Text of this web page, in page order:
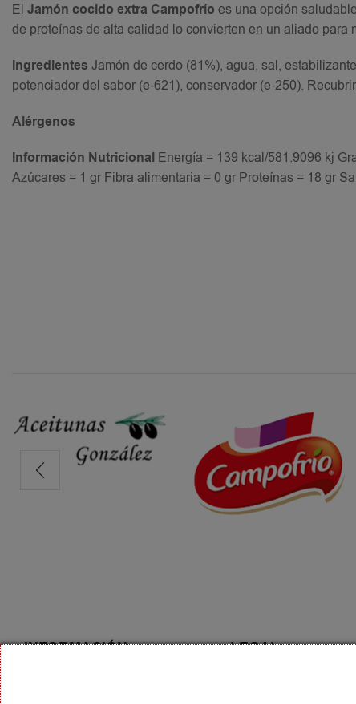
El Jamón cocido extra Campofrío es una opción
de proteínas de alta calidad lo convierten en un aliado
Ingredientes Jamón de cerdo (81%), agua, sal,
potenciador del sabor (e-621), conservador (e-250).
Alérgenos
Información Nutricional Energía = 139 kcal/581.9096 kj
Azúcares = 1 gr Fibra alimentaria = 0 gr Proteínas = 18 gr
INFORMACIÓN LEGAL